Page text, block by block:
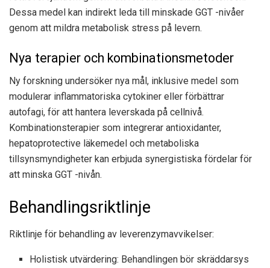
Dessa medel kan indirekt leda till minskade GGT -nivåer
genom att mildra metabolisk stress på levern.
Nya terapier och kombinationsmetoder
Ny forskning undersöker nya mål, inklusive medel som
modulerar inflammatoriska cytokiner eller förbättrar
autofagi, för att hantera leverskada på cellnivå.
Kombinationsterapier som integrerar antioxidanter,
hepatoprotective läkemedel och metaboliska
tillsynsmyndigheter kan erbjuda synergistiska fördelar för
att minska GGT -nivån.
Behandlingsriktlinje
Riktlinje för behandling av leverenzymavvikelser:
Holistisk utvärdering: Behandlingen bör skräddarsys